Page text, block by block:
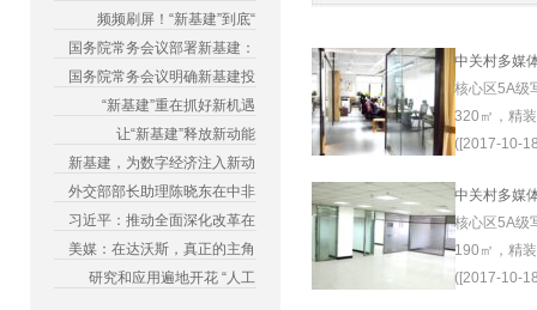
频频刷屏！“新基建”到底“
国务院常务会议部署新基建：
国务院常务会议明确新基建投
“新基建”重在抓好新机遇
让“新基建”释放新动能
新基建，为数字经济注入新动
外交部部长助理陈晓东在中非
习近平：推动全面深化改革在
美媒：在达沃斯，真正的主角
研究和应用遍地开花 “人工
中关村多媒
核心区5A级
320㎡，精
([2017-10-
中关村多媒
核心区5A级
190㎡，精
([2017-10-